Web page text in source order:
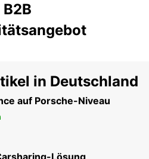
in Deutschland
auf Porsche-Niveau